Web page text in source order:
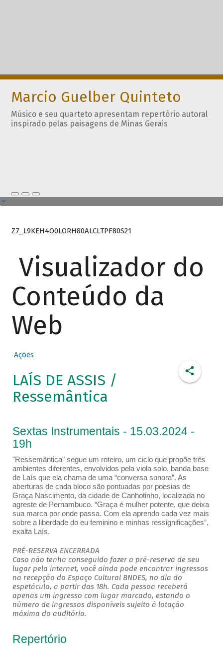
Marcio Guelber Quinteto
Músico e seu quarteto apresentam repertório autoral
inspirado pelas paisagens de Minas Gerais
Z7_L9KEH4O0LORH80ALCLTPF80S21
Visualizador do
Conteúdo da
Web
Ações
LAÍS DE ASSIS /
Ressemântica
Sextas Instrumentais - 15.03.2024 -
19h
"Ressemântica" segue um roteiro, um ciclo que propõe três
ambientes diferentes, envolvidos pela viola solo, banda base
de Laís que ela chama de uma “conversa sonora”. As
aberturas de cada bloco são pontuadas por poesias de
Graça Nascimento, da cidade de Canhotinho, localizada no
agreste de Pernambuco. “Graça é mulher potente, que deixa
sua marca por onde passa. Com ela aprendo cada vez mais
sobre a liberdade do eu feminino e minhas ressignificações”,
exalta Laís.
PRÉ-RESERVA ENCERRADA
Caso não tenha conseguido fazer a pré-reserva de seu
lugar pela internet, você ainda pode encontrar ingressos
na recepção do Espaço Cultural BNDES, no dia do
espetáculo, a partir das 18h. Cada pessoa receberá
apenas um ingresso com lugar marcado, estando o
número de ingressos disponíveis sujeito à lotação
máxima do auditório.
Repertório